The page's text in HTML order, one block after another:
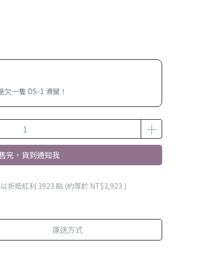
一隻 DS-1 滑鼠！
完，貨到通知我
折抵紅利 3923 點 (約等於 NT$3,923 )
運送方式